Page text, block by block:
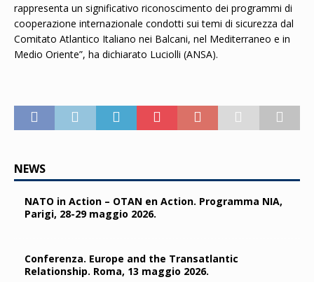
rappresenta un significativo riconoscimento dei programmi di
cooperazione internazionale condotti sui temi di sicurezza dal
Comitato Atlantico Italiano nei Balcani, nel Mediterraneo e in
Medio Oriente”, ha dichiarato Luciolli (ANSA).
NEWS
NATO in Action – OTAN en Action. Programma NIA,
Parigi, 28-29 maggio 2026.
Conferenza. Europe and the Transatlantic
Relationship. Roma, 13 maggio 2026.